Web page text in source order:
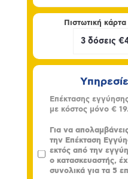
Πιστωτική
Επέκτασης
με κόστος μόνο €
Για να
την Επέκταση
εκτός από την
ο κατασκευαστής,
συνολικά για τα 5